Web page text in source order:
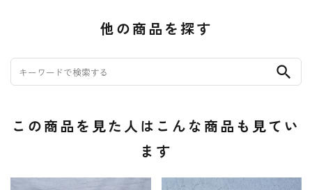
他の商品を探す
search
この商品を見た人はこんな商品も見てい
ます